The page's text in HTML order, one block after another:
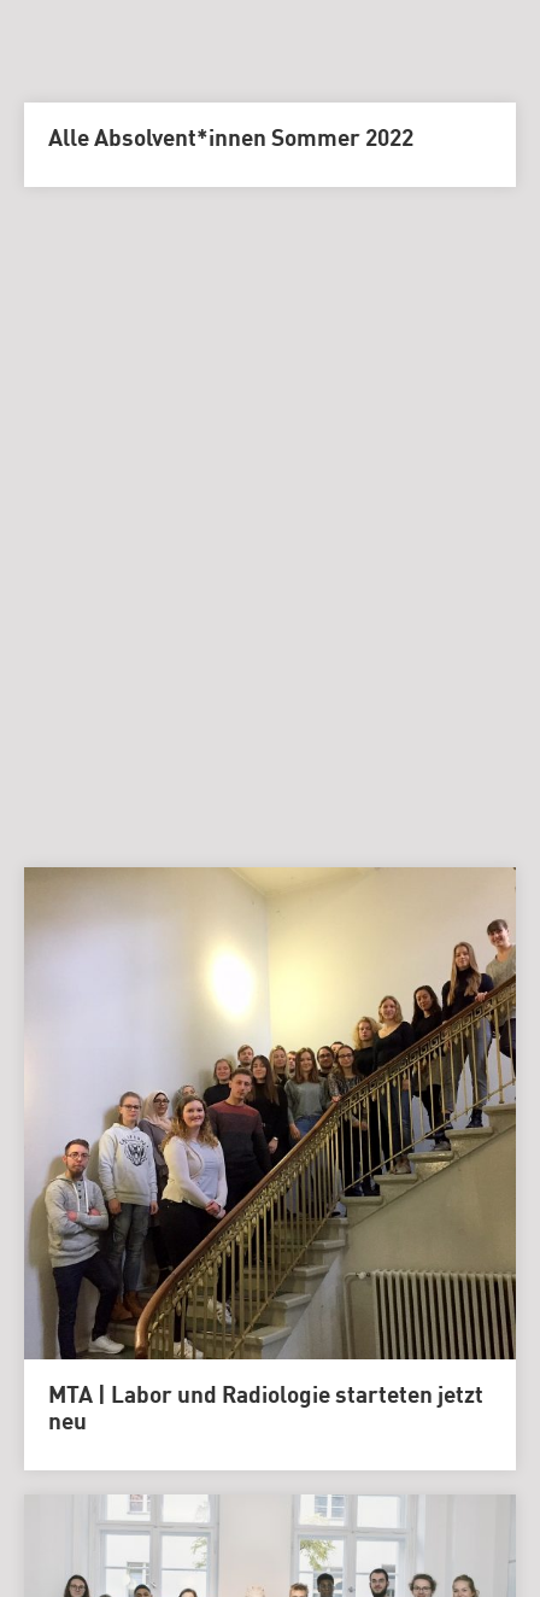
Alle Absolvent*innen Sommer 2022
MTA | Labor und Radiologie starteten jetzt
neu